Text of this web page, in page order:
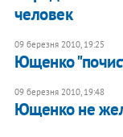
человек
09 березня 2010, 19:25
Ющенко
09 березня 2010, 19:48
Ющенко не